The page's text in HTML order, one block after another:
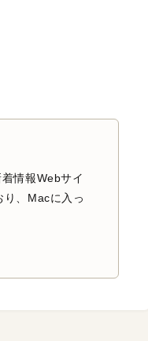
情報Webサイ
り、Macに入っ